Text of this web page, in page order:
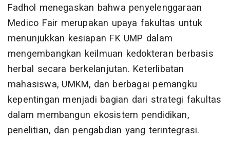
Fadhol menegaskan bahwa penyelenggaraan
Medico Fair merupakan upaya fakultas untuk
menunjukkan kesiapan FK UMP dalam
mengembangkan keilmuan kedokteran berbasis
herbal secara berkelanjutan. Keterlibatan
mahasiswa, UMKM, dan berbagai pemangku
kepentingan menjadi bagian dari strategi fakultas
dalam membangun ekosistem pendidikan,
penelitian, dan pengabdian yang terintegrasi.